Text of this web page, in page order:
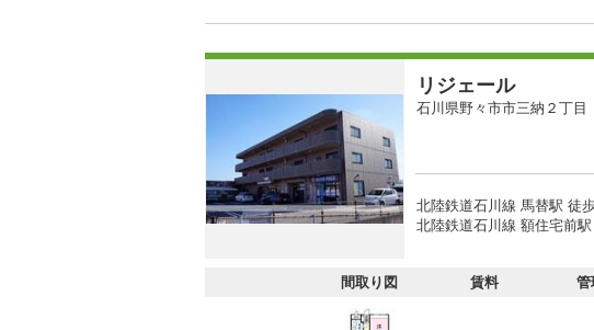
リジェール
石川県野々市市三納２丁目
北陸鉄道石川線 馬替駅 徒
北陸鉄道石川線 額住宅前
間取り図 賃料 管